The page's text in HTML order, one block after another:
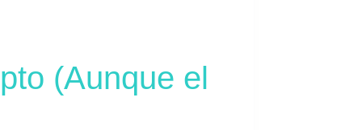
(Aunque el